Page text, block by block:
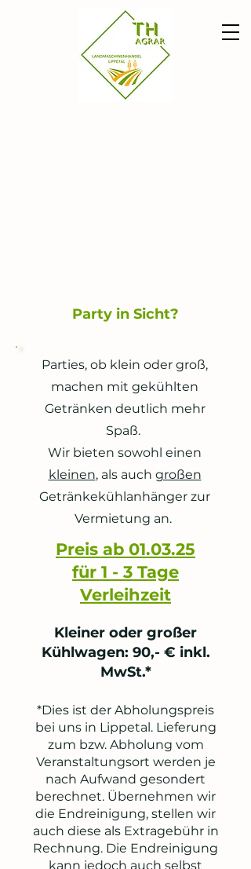
Party in Sicht?
Parties, ob klein oder groß,
machen mit gekühlten
Getränken deutlich mehr
Spaß.
Wir bieten sowohl einen
kleinen, als auch großen
Getränkekühlanhänger zur
Vermietung an. ​
Preis ab 01.03.25
für 1 - 3 Tage
Verleihzeit
Kleiner oder großer
Kühlwagen: 90,- € inkl.
MwSt.*
*Dies ist der Abholungspreis
bei uns in Lippetal. Lieferung
zum bzw. Abholung vom
Veranstaltungsort werden je
nach Aufwand gesondert
berechnet. Übernehmen wir
die Endreinigung, stellen wir
auch diese als Extragebühr in
Rechnung. Die Endreinigung
kann jedoch auch selbst